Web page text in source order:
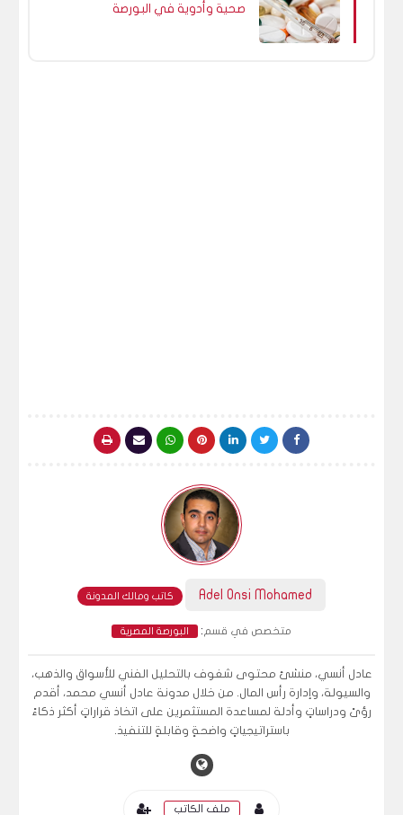
صحية وأدوية في البورصة
Adel Onsi Mohamed كاتب ومالك المدونة
متخصص في قسم : البورصة المصرية
عادل أنسي، منشئ محتوى شغوف بالتحليل الفني للأسواق والذهب،
والسيولة، وإدارة رأس المال. من خلال مدونة عادل أنسي محمد، أقدم
رؤىً ودراساتٍ وأدلة لمساعدة المستثمرين على اتخاذ قراراتٍ أكثر ذكاءً
باستراتيجياتٍ واضحةٍ وقابلةٍ للتنفيذ.
ملف الكاتب